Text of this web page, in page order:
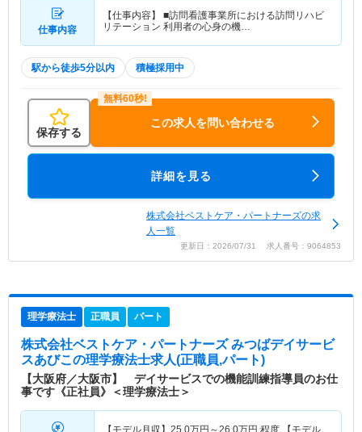
仕事内容
【仕事内容】 ■訪問看護事業所における訪問リハビ
リテーション 利用者の心身の機…
駅から徒歩5分以内 積極採用中
保存する
この求人を問い合わせる
詳細を見る
株式会社ベストケア・パートナーズの求
人一覧
更新日：2026/07/31 求人番号：9064853
理学療法士 正職員 パート
株式会社ベストケア・パートナーズ みつばデイサービ
スあびこ の理学療法士求人(正職員,パート)
【大阪府／大阪市】 デイサービスでの機能訓練指導員のお仕
事です《正社員》＜理学療法士＞